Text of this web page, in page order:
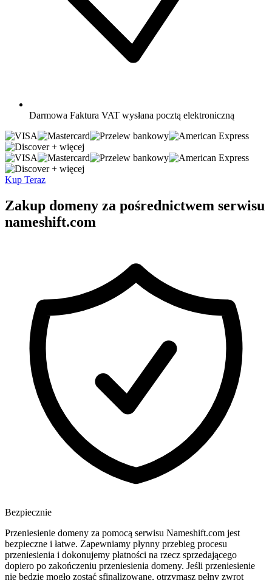
Darmowa Faktura VAT wysłana pocztą elektroniczną
+ więcej
+ więcej
Kup Teraz
Zakup domeny za pośrednictwem serwisu
nameshift.com
Bezpiecznie
Przeniesienie domeny za pomocą serwisu Nameshift.com jest
bezpieczne i łatwe. Zapewniamy płynny przebieg procesu
przeniesienia i dokonujemy płatności na rzecz sprzedającego
dopiero po zakończeniu przeniesienia domeny. Jeśli przeniesienie
nie będzie mogło zostać sfinalizowane, otrzymasz pełny zwrot